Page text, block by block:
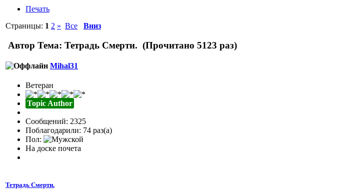
Печать
Страницы: 1 2 » Все Вниз
Автор Тема: Тетрадь Смерти. (Прочитано 5123 раз)
Mihal31
Ветеран
Topic Author
Сообщений: 2325
Поблагодарили: 74 раз(а)
Пол:
На доске почета
Тетрадь Смерти.